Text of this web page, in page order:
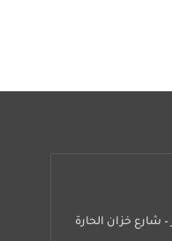
– شارع خزان الحارة